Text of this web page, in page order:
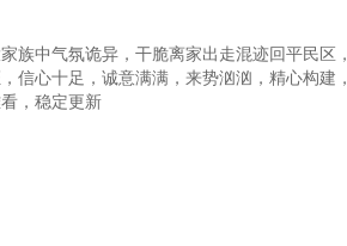
第74章 追到国外，也得留下他们
第77章 你怎么跟祁同伟比？
族中气氛诡异，干脆离家出走混迹回平民区
信心十足，诚意满满，来势汹汹，精心构建
，稳定更新